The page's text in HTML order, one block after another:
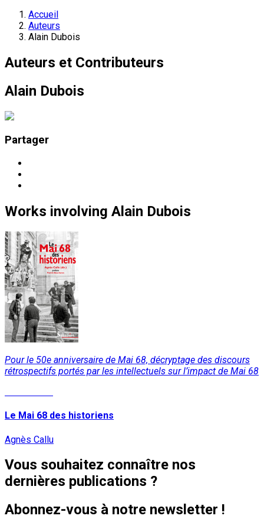
Accueil
Auteurs
Alain Dubois
Auteurs et Contributeurs
Alain Dubois
Partager
Works involving Alain Dubois
Pour le 50e anniversaire de Mai 68, décryptage des discours
rétrospectifs portés par les intellectuels sur l’impact de Mai 68
Le Mai 68 des historiens
Agnès Callu
Vous souhaitez connaître nos
dernières publications ?
Abonnez-vous à notre newsletter !